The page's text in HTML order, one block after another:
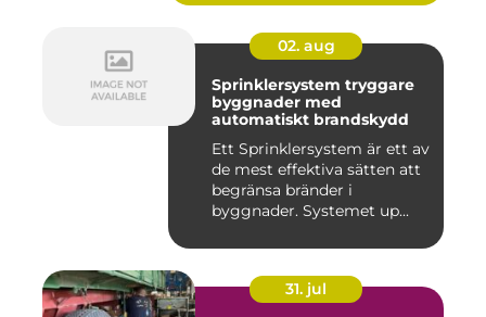
02. aug
Sprinklersystem tryggare
byggnader med
automatiskt brandskydd
Ett Sprinklersystem är ett av
de mest effektiva sätten att
begränsa bränder i
byggnader. Systemet up...
31. jul